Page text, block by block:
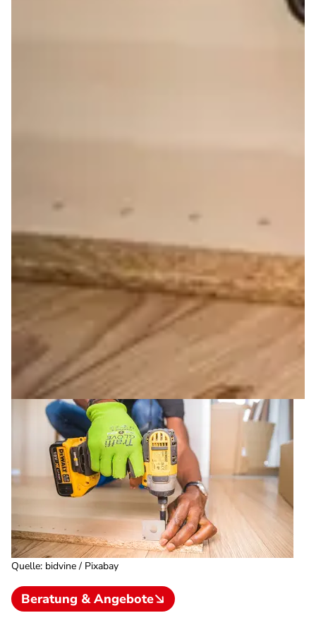
Quelle: bidvine / Pixabay
Beratung & Angebote